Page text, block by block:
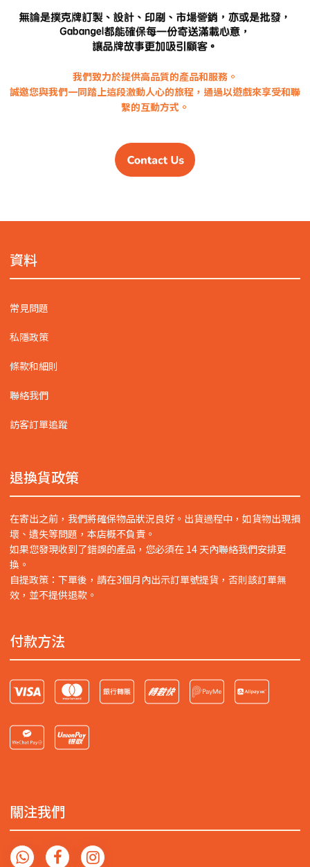
我們致力於提供高品質的產品和服務。
誠邀您與我們一同踏上這段激動人心的旅程，通過以遊戲來享受和聯
繫的互動方式。
資料
常見問題
私隱政策
條款和細則
聯絡我們
訪客訂單追蹤
退換貨政策
在寄出之前，我們將確保物品狀況良好。出貨過程中，如貨物出現損
壞、遺失等問題，本店概不負責。
如果您發現收到了錯誤的產品，您必須在 14 天內聯絡我們安排更
換。
自提政策：下單後，請在3個月內出示訂單號提貨，否則該訂單無
效，並不提供退款。
付款方法
關注我們